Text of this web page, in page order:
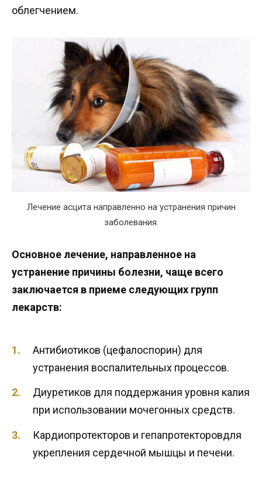
облегчением.
Лечение асцита направленно на устранения причин
заболевания.
Основное лечение, направленное на
устранение причины болезни, чаще всего
заключается в приеме следующих групп
лекарств:
Антибиотиков (цефалоспорин) для
устранения воспалительных процессов.
Диуретиков для поддержания уровня калия
при использовании мочегонных средств.
Кардиопротекторов и гепапротекторовдля
укрепления сердечной мышцы и печени.